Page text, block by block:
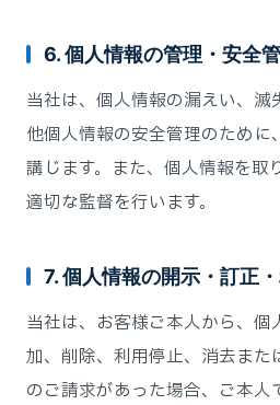
6. 個人情報の管理・安全
当社は、個人情報の漏えい、滅
他個人情報の安全管理のために
講じます。また、個人情報を取
適切な監督を行います。
7. 個人情報の開示・訂正
当社は、お客様ご本人から、個
加、削除、利用停止、消去また
のご請求があった場合、ご本人